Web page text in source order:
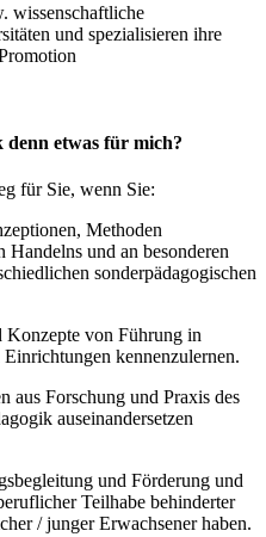
wissenschaftliche
und spezialisieren ihre
etwas für mich?
für Sie, wenn Sie:
Methoden
Handelns und an besonderen
sonderpädagogischen
von Führung in
kennenzulernen.
aus Forschung und Praxis des
auseinandersetzen
und Förderung und
Teilhabe behinderter
/ junger Erwachsener haben.